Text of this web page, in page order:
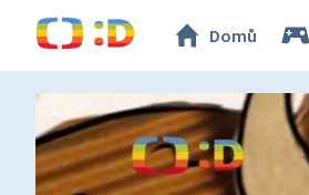
Domů